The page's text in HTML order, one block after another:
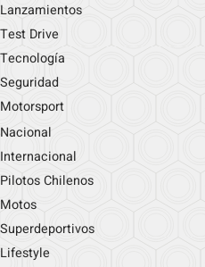
Lanzamientos
Test Drive
Tecnología
Seguridad
Motorsport
Nacional
Internacional
Pilotos Chilenos
Motos
Superdeportivos
Lifestyle